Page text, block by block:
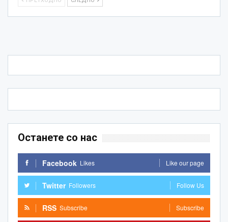
Останете со нас
Facebook Likes Like our page
Twitter Followers Follow Us
RSS Subscribe Subscribe